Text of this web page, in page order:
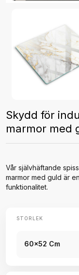
Skydd för
marmor med
Vår självhäftande
marmor med guld är
funktionalitet.
STORLEK
60x52 Cm